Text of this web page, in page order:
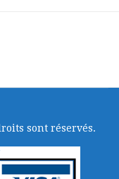
sont réservés.